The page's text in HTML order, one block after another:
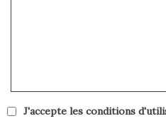
J'accepte les conditions